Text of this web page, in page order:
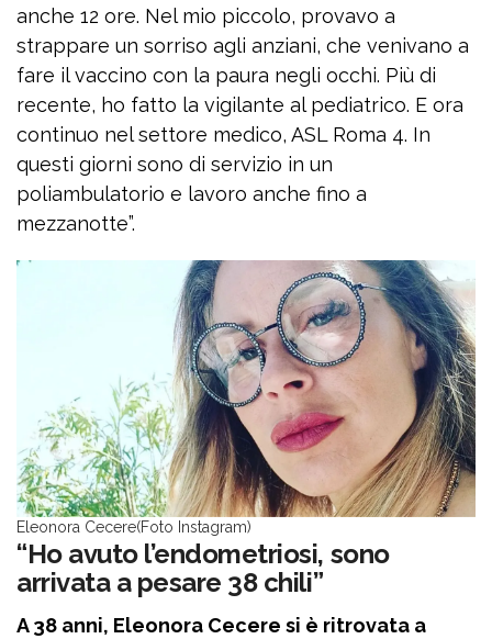
anche 12 ore. Nel mio piccolo, provavo a
strappare un sorriso agli anziani, che venivano a
fare il vaccino con la paura negli occhi. Più di
recente, ho fatto la vigilante al pediatrico. E ora
continuo nel settore medico, ASL Roma 4. In
questi giorni sono di servizio in un
poliambulatorio e lavoro anche fino a
mezzanotte”.
Eleonora Cecere(Foto Instagram)
“Ho avuto l’endometriosi, sono
arrivata a pesare 38 chili”
A 38 anni, Eleonora Cecere si è ritrovata a